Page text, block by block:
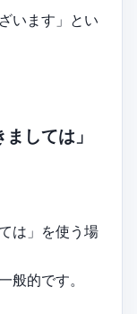
います」とい
しては」
は」を使う場
般的です。